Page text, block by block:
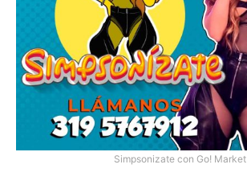
Simpsonizate con Go! Market